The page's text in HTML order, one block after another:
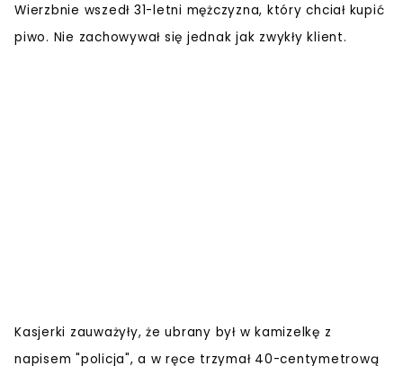
Wierzbnie wszedł 31-letni mężczyzna, który chciał kupić
piwo. Nie zachowywał się jednak jak zwykły klient.
Kasjerki zauważyły, że ubrany był w kamizelkę z
napisem "policja", a w ręce trzymał 40-centymetrową